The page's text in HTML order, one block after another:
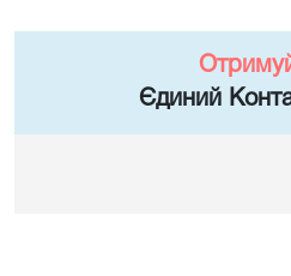
Єдиний